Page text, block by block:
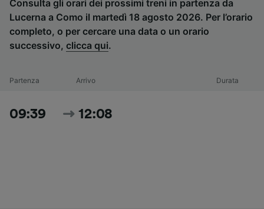
Consulta gli orari dei prossimi treni in partenza da
Lucerna a Como il martedì 18 agosto 2026. Per l’orario
completo, o per cercare una data o un orario
successivo, clicca qui.
Partenza Arrivo Durata
09:39 12:08